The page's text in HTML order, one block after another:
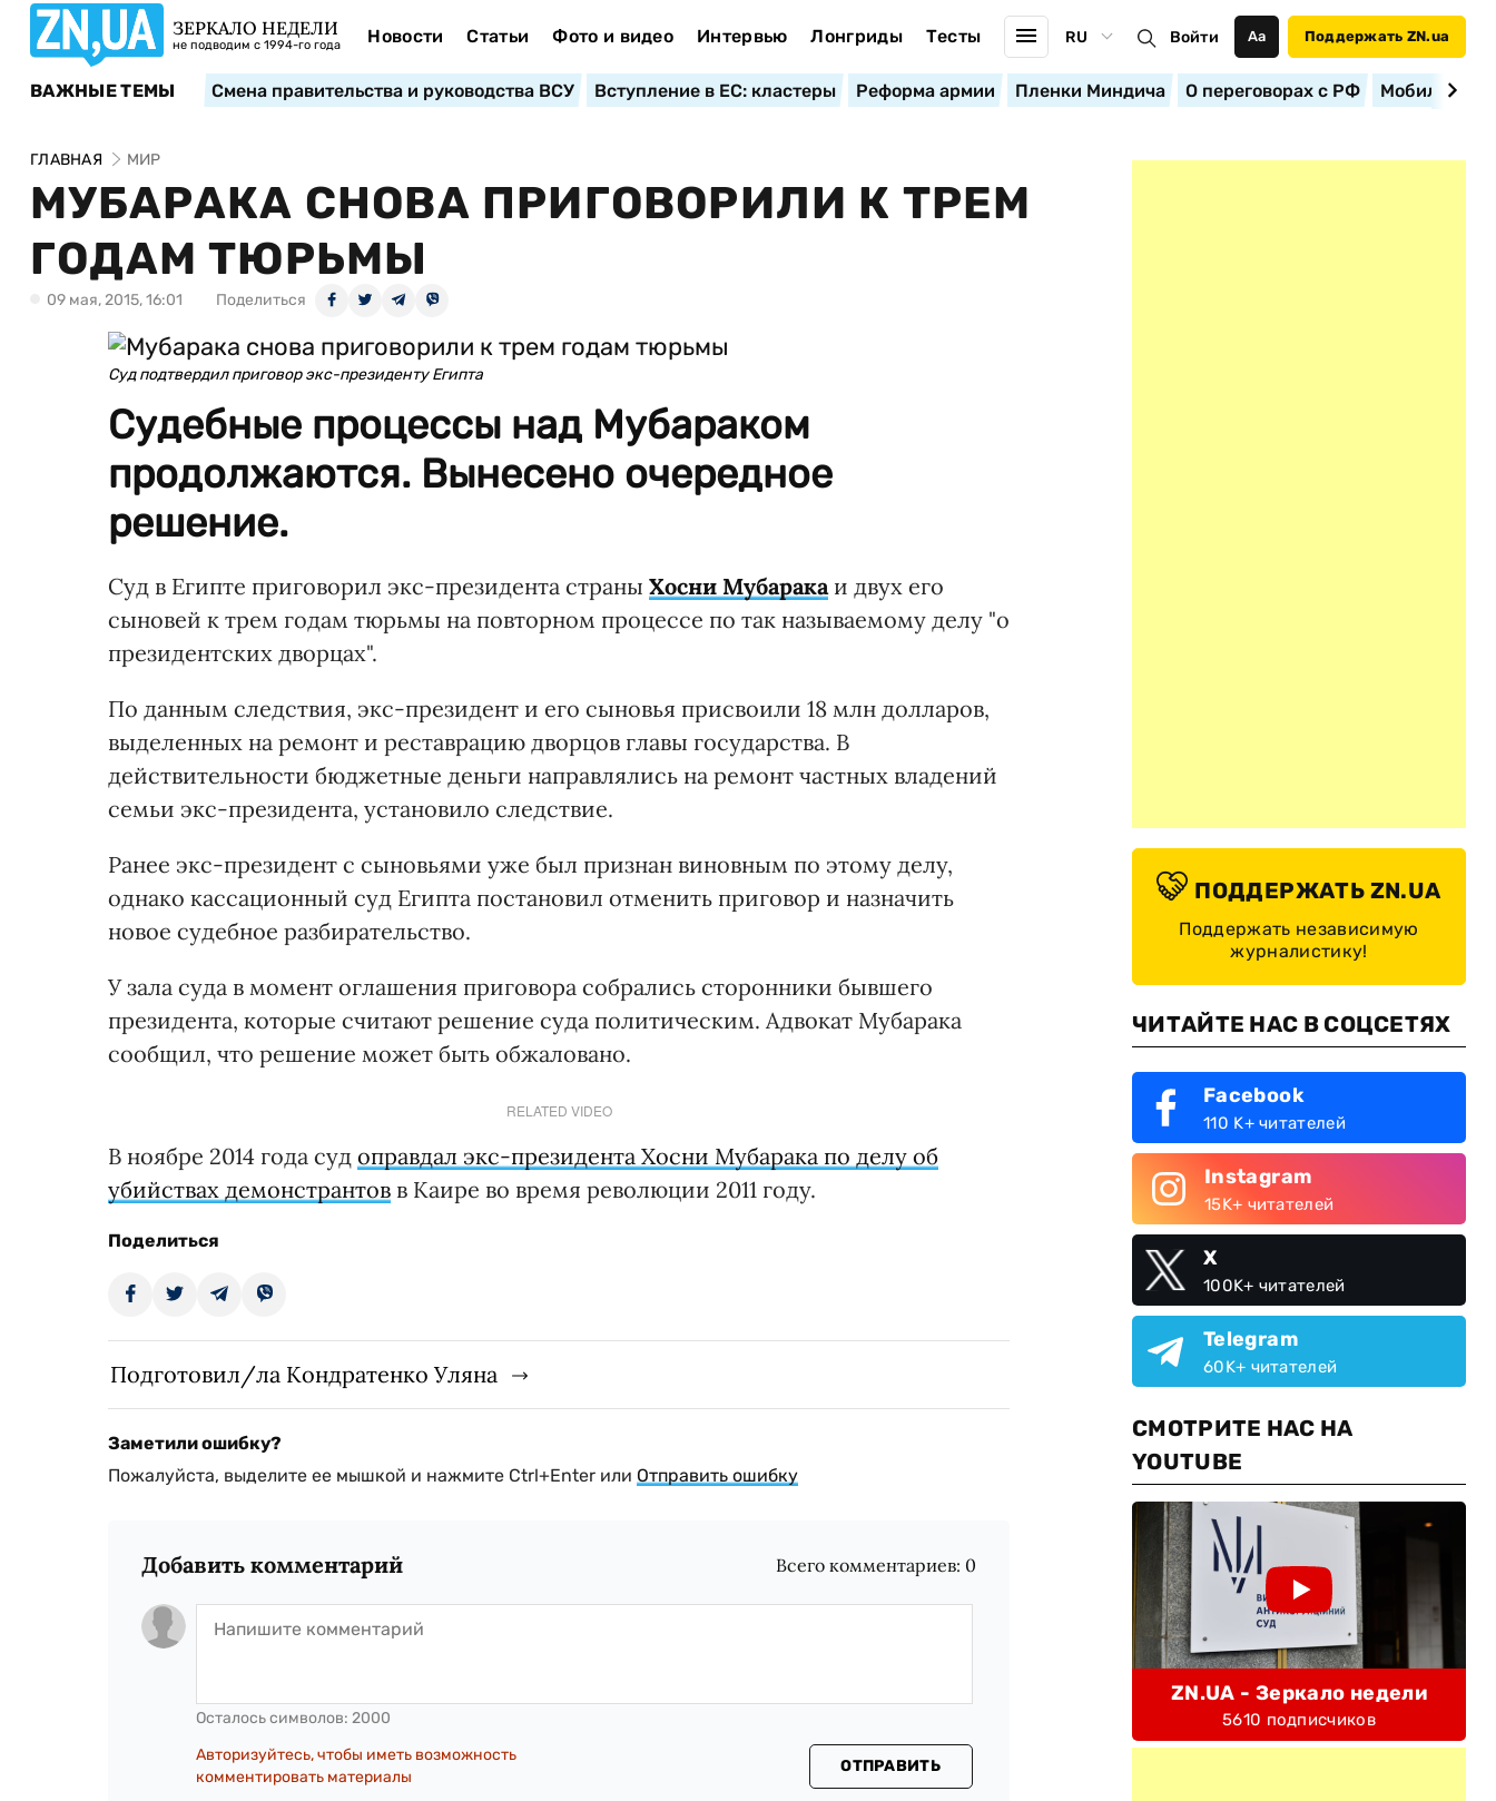
ЗЕРКАЛО НЕДЕЛИ
не подводим с 1994-го года Новости Статьи Фото и видео Интервью Лонгриды Тесты RU Войти Аа Поддержать ZN.ua
ВАЖНЫЕ ТЕМЫ Смена правительства и руководства ВСУ Вступление в ЕС: кластеры Реформа армии Пленки Миндича О переговорах с РФ
ГЛАВНАЯ МИР
МУБАРАКА СНОВА ПРИГОВОРИЛИ К ТРЕМ
ГОДАМ ТЮРЬМЫ
09 мая, 2015, 16:01 Поделиться
Суд подтвердил приговор экс-президенту Египта
Судебные процессы над Мубараком
продолжаются. Вынесено очередное
решение.
Суд в Египте приговорил экс-президента страны Хосни Мубарака и двух его
сыновей к трем годам тюрьмы на повторном процессе по так называемому делу "о
президентских дворцах".
По данным следствия, экс-президент и его сыновья присвоили 18 млн долларов,
выделенных на ремонт и реставрацию дворцов главы государства. В
действительности бюджетные деньги направлялись на ремонт частных владений
семьи экс-президента, установило следствие.
Ранее экс-президент с сыновьями уже был признан виновным по этому делу,
однако кассационный суд Египта постановил отменить приговор и назначить
новое судебное разбирательство.
У зала суда в момент оглашения приговора собрались сторонники бывшего
президента, которые считают решение суда политическим. Адвокат Мубарака
сообщил, что решение может быть обжаловано.
RELATED VIDEO
В ноябре 2014 года суд оправдал экс-президента Хосни Мубарака по делу об
убийствах демонстрантов в Каире во время революции 2011 году.
Поделиться
Подготовил/ла Кондратенко Уляна
Заметили ошибку?
Пожалуйста, выделите ее мышкой и нажмите Ctrl+Enter или Отправить ошибку
Добавить комментарий Всего комментариев: 0
Осталось символов: 2000
Авторизуйтесь, чтобы иметь возможность
комментировать материалы
ОТПРАВИТЬ
ПОДДЕРЖАТЬ ZN.UA
Поддержать независимую
журналистику!
ЧИТАЙТЕ НАС В СОЦСЕТЯХ
Facebook
110 K+ читателей
Instagram
15K+ читателей
X
100K+ читателей
Telegram
60K+ читателей
СМОТРИТЕ НАС НА
YOUTUBE
ZN.UA - Зеркало недели
5610 подписчиков